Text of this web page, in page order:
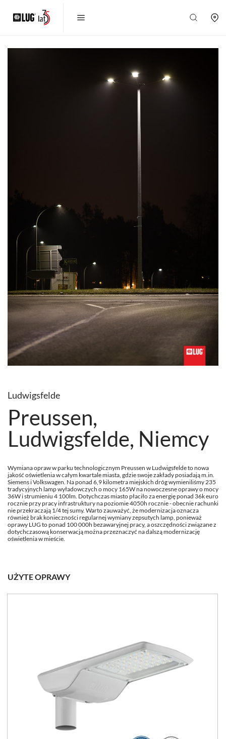
Ludwigsfelde
Preussen,
Ludwigsfelde, Niemcy
Wymiana opraw w parku technologicznym Preussen w Ludwigsfelde to nowa
jakość oświetlenia w całym kwartale miasta, gdzie swoje zakłady posiadają m.in.
Siemens i Volkswagen. Na ponad 6,9 kilometra miejskich dróg wymieniliśmy 235
tradycyjnych lamp wyładowczych o mocy 165W na nowoczesne oprawy o mocy
36W i strumieniu 4 100lm. Dotychczas miasto płaciło za energię ponad 36k euro
rocznie przy pracy infrastruktury na poziomie 4050h rocznie - obecnie rachunki
nie przekraczają 1/4 tej sumy. Warto zauważyć, że modernizacja oznacza
również brak konieczności regularnej wymiany zepsutych lamp, ponieważ
oprawy LUG to ponad 100 000h bezawaryjnej pracy, a oszczędności związane z
dotychczasową konserwacją można przeznaczyć na dalszą modernizację
oświetlenia w mieście.
UŻYTE OPRAWY